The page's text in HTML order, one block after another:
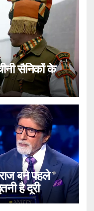
सैनिकों के
बने पहले
है दूरी